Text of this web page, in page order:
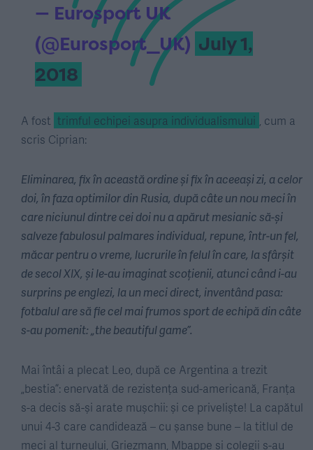
— Eurosport UK
(@Eurosport_UK) July 1,
2018
A fost trimful echipei asupra individualismului , cum a
scris Ciprian:
Eliminarea, fix în această ordine și fix în aceeași zi, a celor
doi, în faza optimilor din Rusia, după câte un nou meci în
care niciunul dintre cei doi nu a apărut mesianic să-și
salveze fabulosul palmares individual, repune, într-un fel,
măcar pentru o vreme, lucrurile în felul în care, la sfârșit
de secol XIX, și le-au imaginat scoțienii, atunci când i-au
surprins pe englezi, la un meci direct, inventând pasa:
fotbalul are să fie cel mai frumos sport de echipă din câte
s-au pomenit: „the beautiful game”.
Mai întâi a plecat Leo, după ce Argentina a trezit
„bestia”: enervată de rezistența sud-americană, Franța
s-a decis să-și arate mușchii: și ce priveliște! La capătul
unui 4-3 care candidează – cu șanse bune – la titlul de
meci al turneului, Griezmann, Mbappe și colegii s-au